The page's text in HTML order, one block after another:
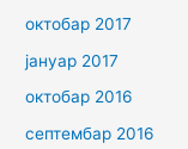
октобар 2017
јануар 2017
октобар 2016
септембар 2016